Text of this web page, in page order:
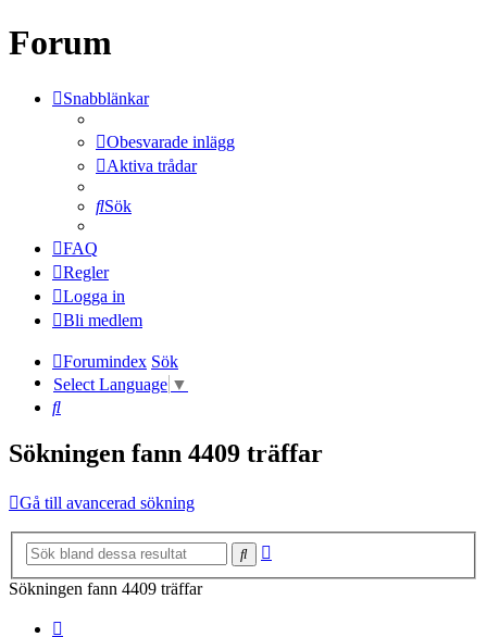
Forum
Snabblänkar
Obesvarade inlägg
Aktiva trådar
Sök
FAQ
Regler
Logga in
Bli medlem
Forumindex Sök
Select Language ▼
Sök
Sökningen fann 4409 träffar
Gå till avancerad sökning
Sök
Sökningen fann 4409 träffar